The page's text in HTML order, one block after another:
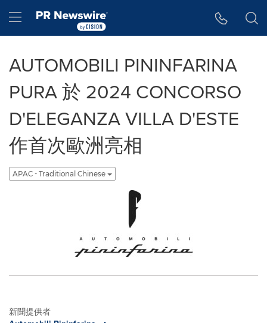
Hamburger menu
AUTOMOBILI PININFARINA
PURA 於 2024 CONCORSO
D'ELEGANZA VILLA D'ESTE
作首次歐洲亮相
APAC - Traditional Chinese
新聞提供者